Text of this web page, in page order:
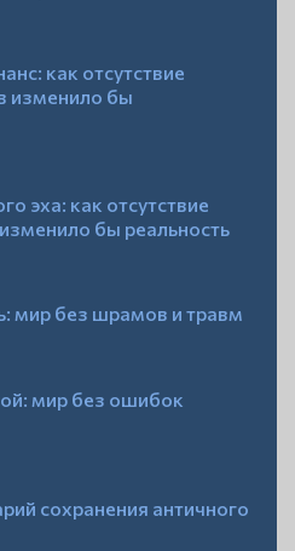
как отсутствие
изменило бы
эха: как отсутствие
бы реальность
мир без шрамов и травм
мир без ошибок
сохранения античного